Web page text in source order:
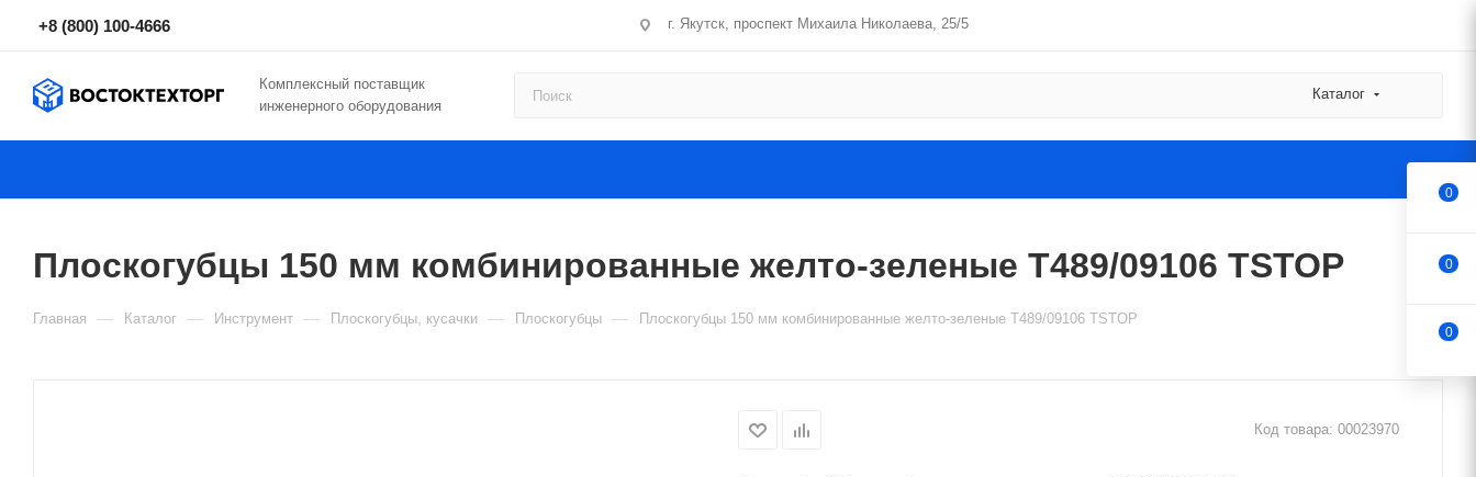
+8 (800) 100-4666 г. Якутск, проспект Михаила Николаева, 25/5
Комплексный поставщик
инженерного оборудования
Каталог
Плоскогубцы 150 мм комбинированные желто-зеленые T489/09106 TSTOP
Главная — Каталог — Инструмент — Плоскогубцы, кусачки — Плоскогубцы — Плоскогубцы 150 мм комбинированные желто-зеленые T489/09106 TSTOP
Код товара: 00023970
0
0
0